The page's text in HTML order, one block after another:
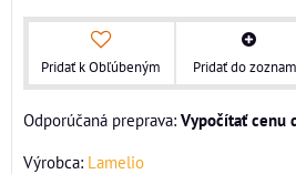
Pridať k Obľúbeným Pridať do
Vypočítať cenu
Výrobca: Lamelio